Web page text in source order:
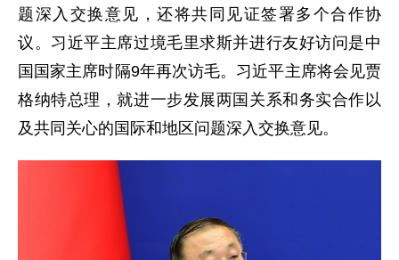
题深入交换意见，还将共同见证签署多个合作协
议。习近平主席过境毛里求斯并进行友好访问是中
国国家主席时隔9年再次访毛。习近平主席将会见贾
格纳特总理，就进一步发展两国关系和务实合作以
及共同关心的国际和地区问题深入交换意见。